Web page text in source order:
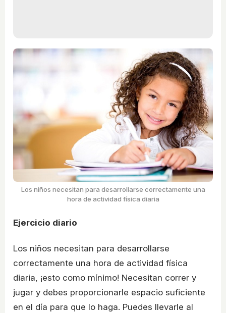
Los niños necesitan para desarrollarse correctamente una
hora de actividad física diaria
Ejercicio diario
Los niños necesitan para desarrollarse
correctamente una hora de actividad física
diaria, ¡esto como mínimo! Necesitan correr y
jugar y debes proporcionarle espacio suficiente
en el día para que lo haga. Puedes llevarle al